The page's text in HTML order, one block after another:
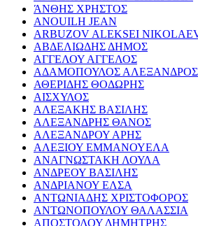
ΆΝΘΗΣ ΧΡΗΣΤΟΣ
ANOUILH JEAN
ARBUZOV ALEKSEI
ΑΒΔΕΛΙΩΔΗΣ ΔΗΜΟΣ
ΑΓΓΕΛΟΥ ΑΓΓΕΛΟΣ
ΑΔΑΜΟΠΟΥΛΟΣ ΑΛΕΞΑΝΔΡΟΣ
ΑΘΕΡΙΔΗΣ ΘΟΔΩΡΗΣ
ΑΙΣΧΥΛΟΣ
ΑΛΕΞΑΚΗΣ ΒΑΣΙΛΗΣ
ΑΛΕΞΑΝΔΡΗΣ ΘΑΝΟΣ
ΑΛΕΞΑΝΔΡΟΥ ΑΡΗΣ
ΑΛΕΞΙΟΥ ΕΜΜΑΝΟΥΕΛΑ
ΑΝΑΓΝΩΣΤΑΚΗ ΛΟΥΛΑ
ΑΝΔΡΕΟΥ ΒΑΣΙΛΗΣ
ΑΝΔΡΙΑΝΟΥ ΕΛΣΑ
ΑΝΤΩΝΙΑΔΗΣ ΧΡΙΣΤΟΦΟΡΟΣ
ΑΝΤΩΝΟΠΟΥΛΟΥ ΘΑΛΑΣΣΙΑ
ΑΠΟΣΤΟΛΟΥ ΔΗΜΗΤΡΗΣ